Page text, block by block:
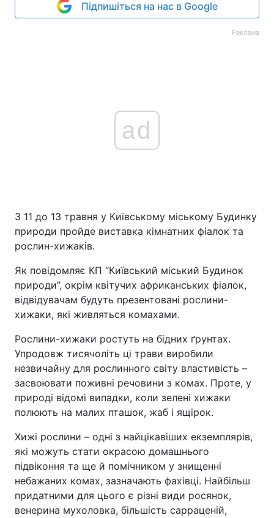
Підпишіться на нас в Google
Реклама
ad
З 11 до 13 травня у Київському міському Будинку
природи пройде виставка кімнатних фіалок та
рослин-хижаків.
Як повідомляє КП “Київський міський Будинок
природи”, окрім квітучих африканських фіалок,
відвідувачам будуть презентовані рослини-
хижаки, які живляться комахами.
Рослини-хижаки ростуть на бідних ґрунтах.
Упродовж тисячоліть ці трави виробили
незвичайну для рослинного світу властивість –
засвоювати поживні речовини з комах. Проте, у
природі відомі випадки, коли зелені хижаки
полюють на малих пташок, жаб і ящірок.
Хижі рослини – одні з найцікавіших екземплярів,
які можуть стати окрасою домашнього
підвіконня та ще й помічником у знищенні
небажаних комах, зазначають фахівці. Найбільш
придатними для цього є різні види росянок,
венерина мухоловка, більшість сарраценій,